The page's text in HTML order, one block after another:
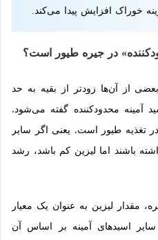
خوراک افزایش پیدا می‌کند.
در جیره طیور است؟
از آن‌ها زودتر از بقیه به حد
آمینه محدودکننده گفته می‌شود.
تغذیه طیور است. یعنی اگر سایر
باشند اما لیزین کم باشد، رشد
مقدار لیزین به عنوان یک معیار
اسیدهای آمینه بر اساس آن